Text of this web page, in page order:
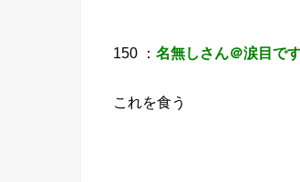
150 ： 名無しさん＠涙目です
これを食う